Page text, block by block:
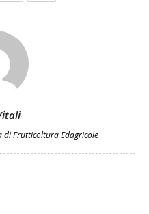
di Frutticoltura Edagricole